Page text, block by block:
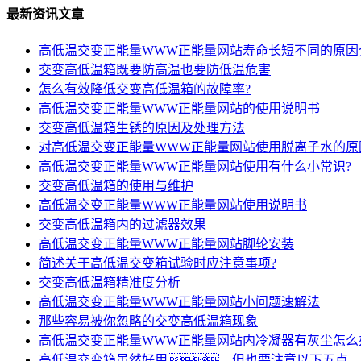
最新资讯文章
高低温交变正能量WWW正能量网站寿命长短不同的原
交变高低温箱既要防高温也要防低温危害
怎么有效降低交变高低温箱的故障率?
高低温交变正能量WWW正能量网站的使用说明书
交变高低温箱生锈的原因及处理方法
对高低温交变正能量WWW正能量网站使用脱离子水
高低温交变正能量WWW正能量网站使用有什么小常识?
交变高低温箱的使用与维护
高低温交变正能量WWW正能量网站使用说明书
交变高低温箱内的过滤器效果
高低温交变正能量WWW正能量网站脚轮安装
简述关于高低温交变箱试验时应注意事项?
交变高低温箱精准度分析
高低温交变正能量WWW正能量网站小问题速解法
那些容易被你忽略的交变高低温箱现象
高低温交变正能量WWW正能量网站内冷凝器有灰尘怎么